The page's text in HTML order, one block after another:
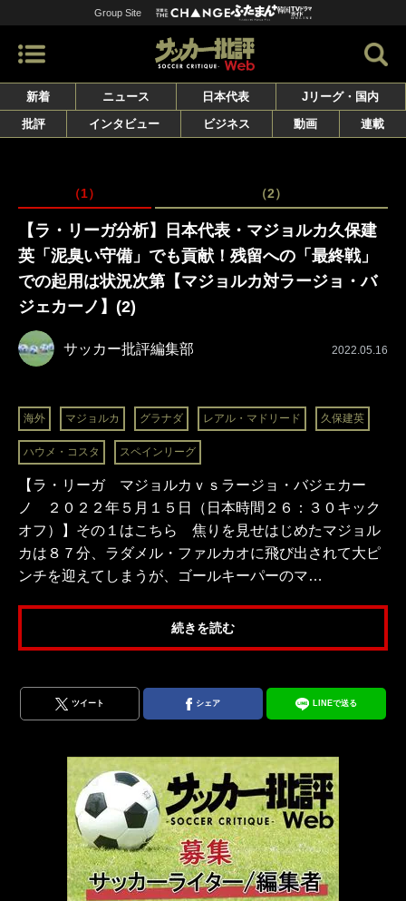
Group Site
新着 ニュース 日本代表
Jリーグ・国内
批評
インタビュー ビジネス 動画 連載
（1） （2）
【ラ・リーガ分析】日本代表・マジョルカ久保建
英「泥臭い守備」でも貢献！残留への「最終戦」
での起用は状況次第【マジョルカ対ラージョ・バ
ジェカーノ】(2)
サッカー批評編集部 2022.05.16
海外 マジョルカ グラナダ レアル・マドリード 久保建英
ハウメ・コスタ スペインリーグ
【ラ・リーガ マジョルカｖｓラージョ・バジェカー
ノ ２０２２年５月１５日（日本時間２６：３０キック
オフ）】その１はこちら 焦りを見せはじめたマジョル
カは８７分、ラダメル・ファルカオに飛び出されて大ピ
ンチを迎えてしまうが、ゴールキーパーのマ…
続きを読む
ツイート シェア LINEで送る